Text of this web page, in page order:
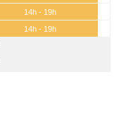
14h - 19h
14h - 19h